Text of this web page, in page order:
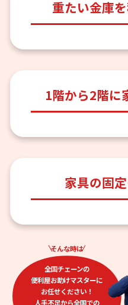
重たい金庫
1階から2階に
家具の固
そんな時は
全国チェーンの
便利屋お助けマスターに
お任せください！
人手不足から全国での